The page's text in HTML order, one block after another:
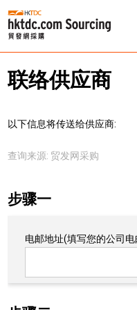
联络供应商
以下信息将传送给供应商:
查询来源: 贸发网采购
步骤一
电邮地址(填写您的公司